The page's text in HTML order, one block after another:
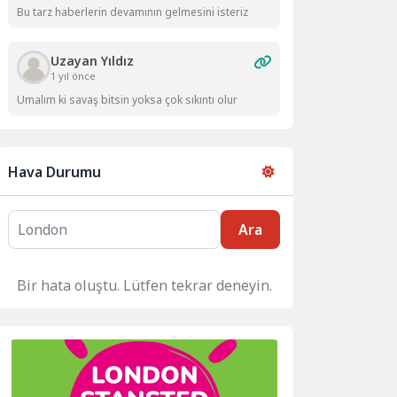
Bu tarz haberlerin devamının gelmesini isteriz
Uzayan Yıldız
1 yıl önce
Umalım ki savaş bitsin yoksa çok sıkıntı olur
Hava Durumu
Ara
Bir hata oluştu. Lütfen tekrar deneyin.